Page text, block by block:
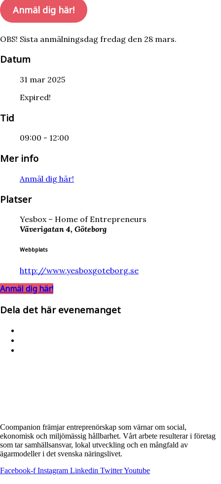
Anmäl dig här!
OBS! Sista anmälningsdag fredag den 28 mars.
Datum
31 mar 2025
Expired!
Tid
09:00 - 12:00
Mer info
Anmäl dig här!
Platser
Yesbox – Home of Entrepreneurs
Väverigatan 4, Göteborg
Webbplats
http://www.yesboxgoteborg.se
Anmäl dig här!
Dela det här evenemanget
Coompanion främjar entreprenörskap som värnar om social,
ekonomisk och miljömässig hållbarhet. Vårt arbete resulterar i företag
som tar samhällsansvar, lokal utveckling och en mångfald av
ägarmodeller i det svenska näringslivet.
Facebook-f Instagram Linkedin TwitterYoutube